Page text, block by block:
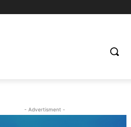
- Advertisment -